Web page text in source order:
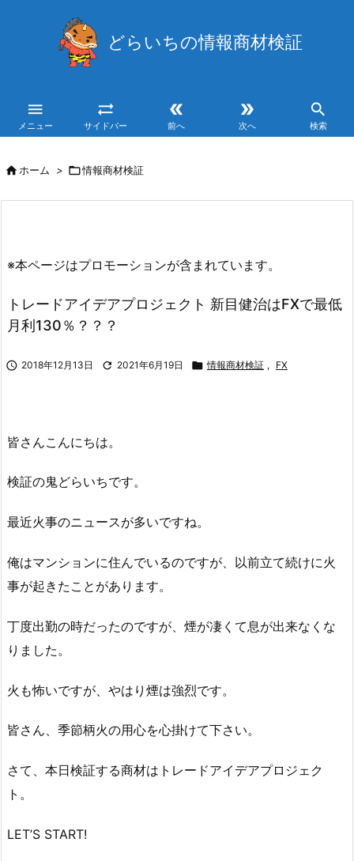
どらいちの情報商材検証

メニュー

サイドバー

前へ

次へ

検索
ホーム > 情報商材検証
※本ページはプロモーションが含まれています。
トレードアイデアプロジェクト 新目健治はFXで最低
月利130％？？？
 2018年12月13日  2021年6月19日  情報商材検証 , FX
皆さんこんにちは。
検証の鬼どらいちです。
最近火事のニュースが多いですね。
俺はマンションに住んでいるのですが、以前立て続けに火
事が起きたことがあります。
丁度出勤の時だったのですが、煙が凄くて息が出来なくな
りました。
火も怖いですが、やはり煙は強烈です。
皆さん、季節柄火の用心を心掛けて下さい。
さて、本日検証する商材はトレードアイデアプロジェク
ト。
LET’S START!